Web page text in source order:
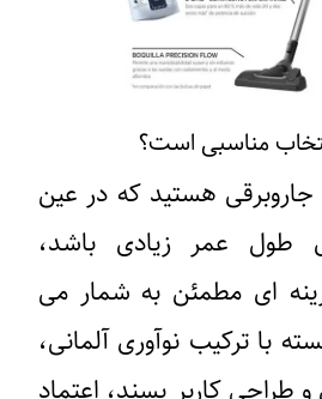
مناسبی است؟
جاروبرقی هستید که در عین
طول عمر زیادی باشد،
‌ای مطمئن به شمار می
با ترکیب نوآوری آلمانی،
طراحی کاربر پسند، اعتماد